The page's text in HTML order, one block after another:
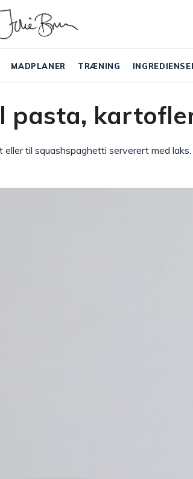
MADPLANER TRÆNING
til squashspaghetti serverert med